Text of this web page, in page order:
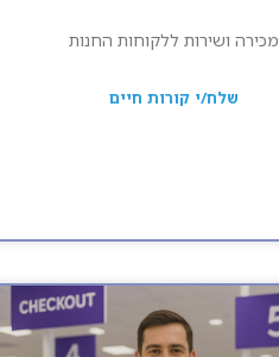
מכירה ושירות ללקוחות החנות
שלח/י קורות חיים